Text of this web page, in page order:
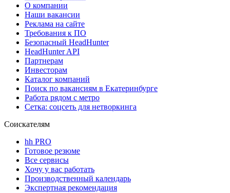
О компании
Наши вакансии
Реклама на сайте
Требования к ПО
Безопасный HeadHunter
HeadHunter API
Партнерам
Инвесторам
Каталог компаний
Поиск по вакансиям в Екатеринбурге
Работа рядом с метро
Сетка: соцсеть для нетворкинга
Соискателям
hh PRO
Готовое резюме
Все сервисы
Хочу у вас работать
Производственный календарь
Экспертная рекомендация